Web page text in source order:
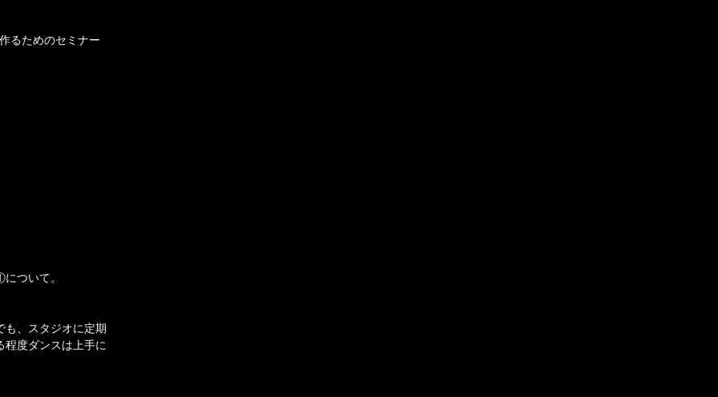
るためのセミナー
ついて。
も、スタジオに定期
程度ダンスは上手に